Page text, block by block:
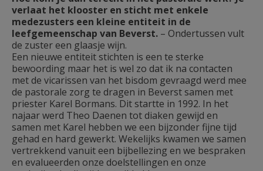
verlaat het klooster en sticht met enkele
medezusters een kleine entiteit in de
leefgemeenschap van Beverst. – Ondertussen vult
de zuster een glaasje wijn.
Een nieuwe entiteit stichten is een te sterke
bewoording maar het is wel zo dat ik na contacten
met de vicarissen van het bisdom gevraagd werd mee
de pastorale zorg te dragen in Beverst samen met
priester Karel Bormans. Dit startte in 1992. In het
najaar werd Theo Daenen tot diaken gewijd en
samen met Karel hebben we een bijzonder fijne tijd
gehad en hard gewerkt. Wekelijks kwamen we samen
vertrekkend vanuit een bijbellezing en we bespraken
en evalueerden onze doelstellingen en onze